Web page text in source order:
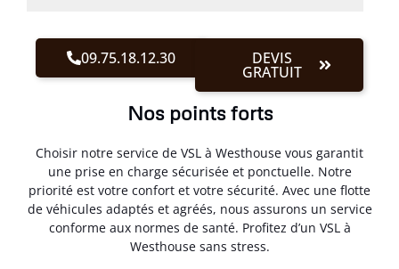
09.75.18.12.30 DEVIS
GRATUIT
Nos points forts
Choisir notre service de VSL à Westhouse vous garantit
une prise en charge sécurisée et ponctuelle. Notre
priorité est votre confort et votre sécurité. Avec une flotte
de véhicules adaptés et agréés, nous assurons un service
conforme aux normes de santé. Profitez d’un VSL à
Westhouse sans stress.